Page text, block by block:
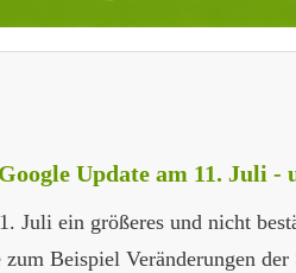
Update am 11. Juli -
Juli ein größeres und nicht
Beispiel Veränderungen